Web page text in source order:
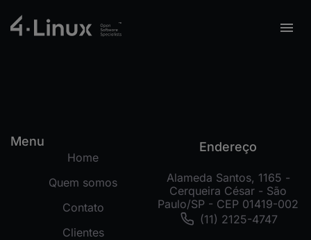
Menu
Home
Quem somos
Contato
Clientes
Endereço
Alameda Santos, 1165 -
Cerqueira César - São
Paulo/SP - CEP 01419-002
(11) 2125-4747